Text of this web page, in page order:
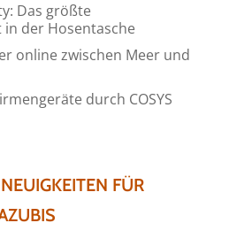
Das größte
der Hosentasche
online zwischen Meer und
durch COSYS
FÜR